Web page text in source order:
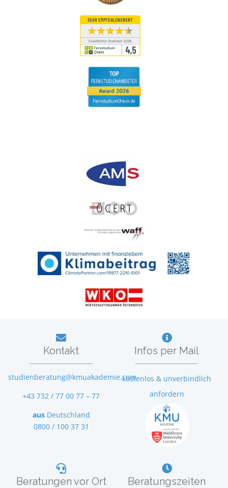
Kontakt
studienberatung@kmuakademie.com
+43 732 / 77 00 77 – 77
ausDeutschland
0800 / 100 37 31
Infos per Mail
kostenlos & unverbindlich
anfordern
Beratungen vor Ort Beratungszeiten